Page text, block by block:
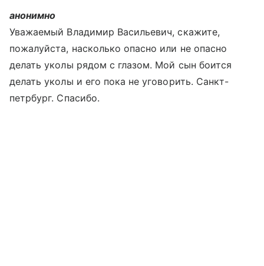
анонимно
Уважаемый Владимир Васильевич, скажите,
пожалуйста, насколько опасно или не опасно
делать уколы рядом с глазом. Мой сын боится
делать уколы и его пока не уговорить. Санкт-
петрбург. Спасибо.